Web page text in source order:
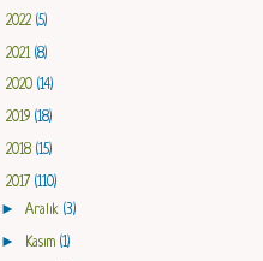
2022 (5)
2021 (8)
2020 (14)
2019 (18)
2018 (15)
2017 (110)
► Aralık (3)
► Kasım (1)